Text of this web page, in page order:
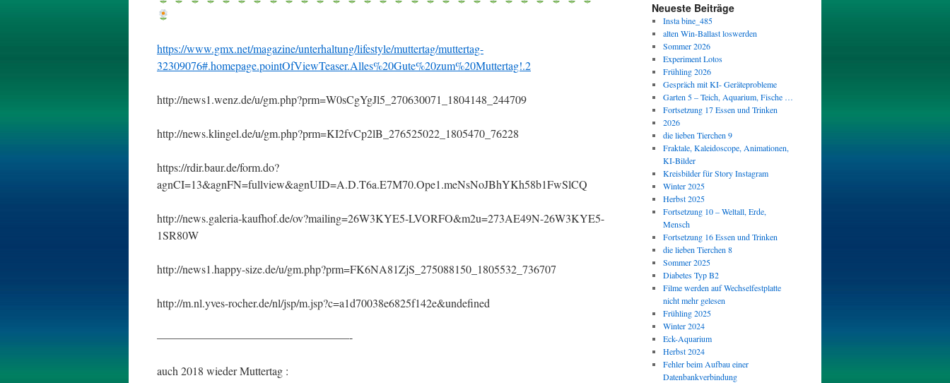
https://www.gmx.net/magazine/unterhaltung/lifestyle/muttertag/muttertag-
32309076#.homepage.pointOfViewTeaser.Alles%20Gute%20zum%20Muttertag!.2
http://news1.wenz.de/u/gm.php?prm=W0sCgYgJl5_270630071_1804148_244709
http://news.klingel.de/u/gm.php?prm=KI2fvCp2lB_276525022_1805470_76228
https://rdir.baur.de/form.do?
agnCI=13&agnFN=fullview&agnUID=A.D.T6a.E7M70.Ope1.meNsNoJBhYKh58b1FwSlCQ
http://news.galeria-kaufhof.de/ov?mailing=26W3KYE5-LVORFO&m2u=273AE49N-26W3KYE5-
1SR80W
http://news1.happy-size.de/u/gm.php?prm=FK6NA81ZjS_275088150_1805532_736707
http://m.nl.yves-rocher.de/nl/jsp/m.jsp?c=a1d70038e6825f142e&undefined
—————————————————-
auch 2018 wieder Muttertag :
Neueste Beiträge
Insta bine_485
alten Win-Ballast loswerden
Sommer 2026
Experiment Lotos
Frühling 2026
Gespräch mit KI- Geräteprobleme
Garten 5 – Teich, Aquarium, Fische …
Fortsetzung 17 Essen und Trinken
2026
die lieben Tierchen 9
Fraktale, Kaleidoscope, Animationen,
KI-Bilder
Kreisbilder für Story Instagram
Winter 2025
Herbst 2025
Fortsetzung 10 – Weltall, Erde,
Mensch
Fortsetzung 16 Essen und Trinken
die lieben Tierchen 8
Sommer 2025
Diabetes Typ B2
Filme werden auf Wechselfestplatte
nicht mehr gelesen
Frühling 2025
Winter 2024
Eck-Aquarium
Herbst 2024
Fehler beim Aufbau einer
Datenbankverbindung